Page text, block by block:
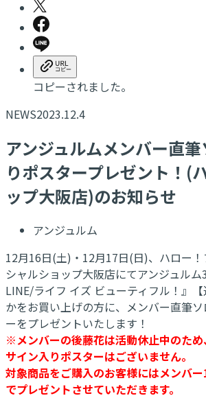
コピーされました。
NEWS2023.12.4
アンジュルムメンバー直
りポスタープレゼント！(
ップ大阪店)のお知らせ
アンジュルム
12月16日(土)・12月17日(日)、ハロー
シャルショップ大阪店にてアンジュル
LINE/ライフ イズ ビューティフル！』
かをお買い上げの方に、メンバー直筆
ーをプレゼントいたします！
※メンバーの後藤花は活動休止中のた
サイン入りポスターはございません。
対象商品をご購入のお客様にはメンバ
でプレゼントさせていただきます。